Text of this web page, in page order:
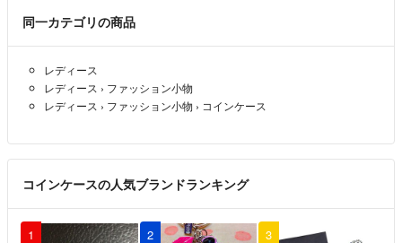
同一カテゴリの商品
レディース
レディース › ファッション小物
レディース › ファッション小物 › コインケース
コインケースの人気ブランドランキング
1 2 3